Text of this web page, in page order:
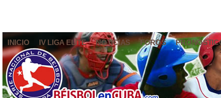
INICIO IV LIGA ELITE NOTICIAS FOROS